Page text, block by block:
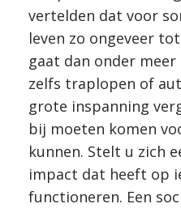
vertelden dat voor
leven zo ongeveer
gaat dan onder
zelfs traplopen of
grote inspanning
bij moeten komen
kunnen. Stelt u zich
impact dat heeft op
functioneren. Een